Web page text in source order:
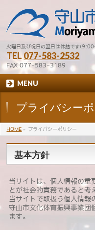
火曜日及び祝日の翌日は休館です
TEL077-583-2532
FAX 077-583-3189
MENU
プライバシー
HOME » プライバシーポリシー
基本方針
当サイトは、個人情報の重
とが社会的責務であると考
当サイトで取扱う個人情報
守山市文化体育振興事業団
ます。